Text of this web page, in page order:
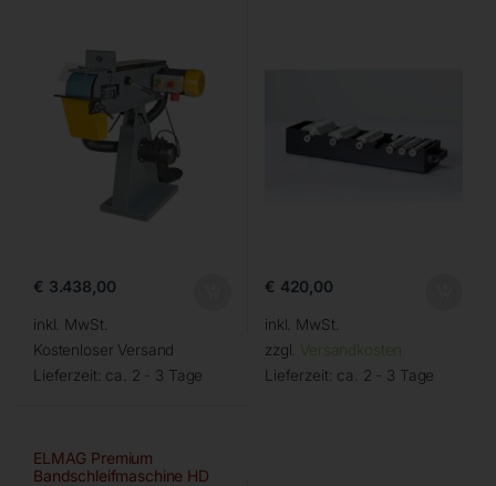
€ 3.438,00
inkl. MwSt.
Kostenloser Versand
Lieferzeit: ca. 2 - 3 Tage
€ 420,00
inkl. MwSt.
zzgl. Versandkosten
Lieferzeit: ca. 2 - 3 Tage
ELMAG Premium
Bandschleifmaschine HD